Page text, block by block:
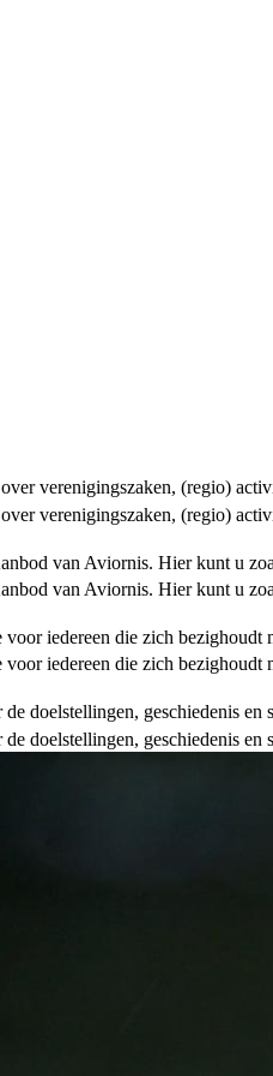
verenigingszaken, (regio)
verenigingszaken, (regio)
van Aviornis. Hier kunt u
van Aviornis. Hier kunt u
iedereen die zich
iedereen die zich
doelstellingen, geschiedenis
doelstellingen, geschiedenis